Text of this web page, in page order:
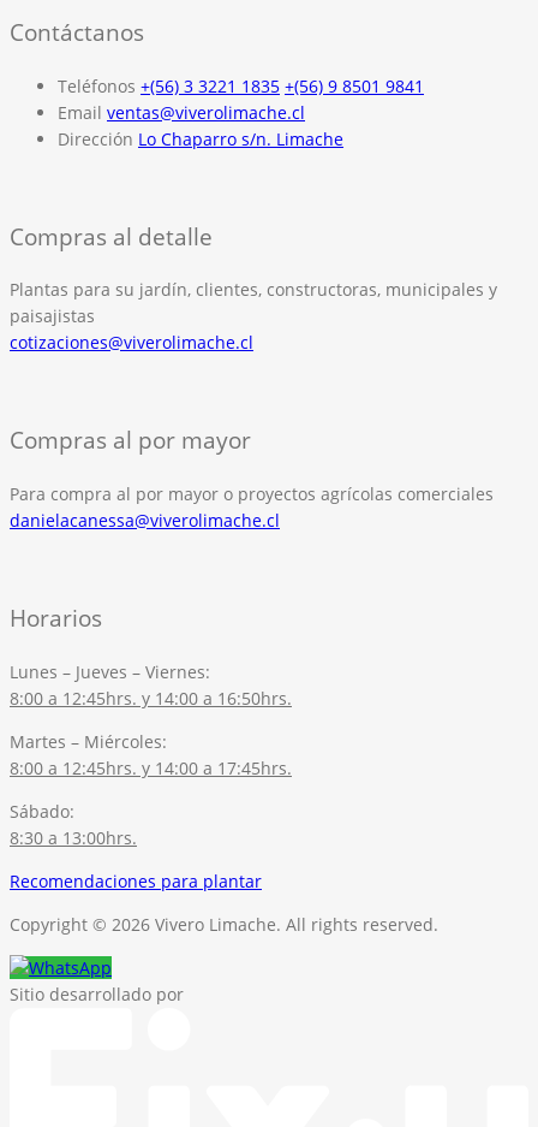
Contáctanos
Teléfonos +(56) 3 3221 1835 +(56) 9 8501 9841
Email ventas@viverolimache.cl
Dirección Lo Chaparro s/n. Limache
Compras al detalle
Plantas para su jardín, clientes, constructoras, municipales y
paisajistas
cotizaciones@viverolimache.cl
Compras al por mayor
Para compra al por mayor o proyectos agrícolas comerciales
danielacanessa@viverolimache.cl
Horarios
Lunes – Jueves – Viernes:
8:00 a 12:45hrs. y 14:00 a 16:50hrs.
Martes – Miércoles:
8:00 a 12:45hrs. y 14:00 a 17:45hrs.
Sábado:
8:30 a 13:00hrs.
Recomendaciones para plantar
Copyright © 2026 Vivero Limache. All rights reserved.
Sitio desarrollado por